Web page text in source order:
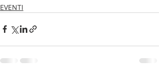
EVENTI